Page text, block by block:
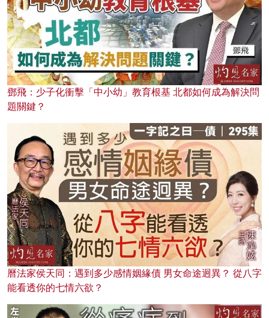
鄧飛：少子化衝擊「中小幼」教育根基 北都如何成為解決問
題關鍵？
曆法家侯天同：遇到多少感情姻緣債 男女命途迥異？ 從八字
能看透你的七情六欲？